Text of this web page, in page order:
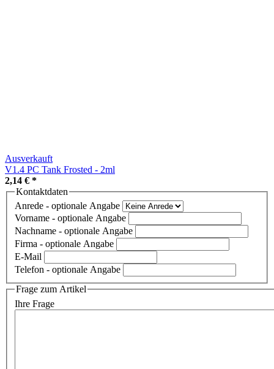
Ausverkauft
V1.4 PC Tank Frosted - 2ml
2,14 € *
Kontaktdaten
Anrede - optionale Angabe
Vorname - optionale Angabe
Nachname - optionale Angabe
Firma - optionale Angabe
E-Mail
Telefon - optionale Angabe
Frage zum Artikel
Ihre Frage